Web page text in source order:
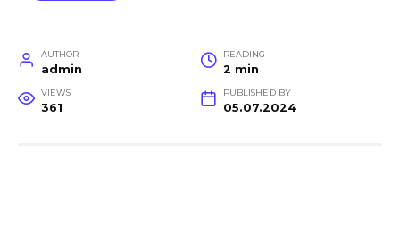
AUTHOR
admin
READING
2 min
VIEWS
361
PUBLISHED BY
05.07.2024